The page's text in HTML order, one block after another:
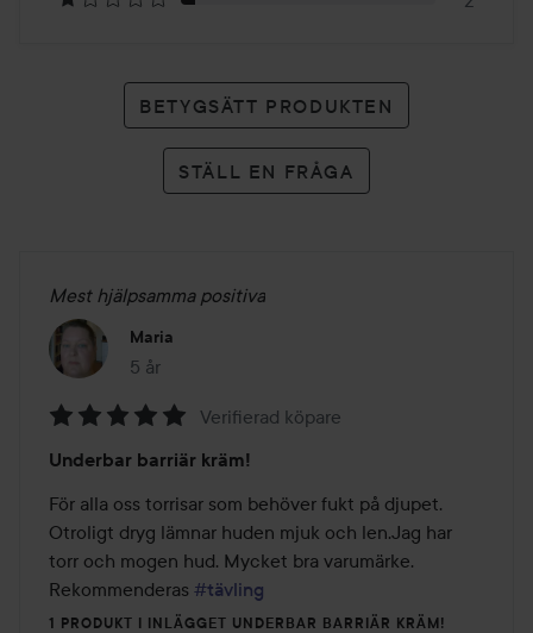
BETYGSÄTT PRODUKTEN
STÄLL EN FRÅGA
Mest hjälpsamma positiva
Maria
5 år
Inlägget skapades 5 år
5
av
5
Verifierad köpare
Underbar barriär kräm!
För alla oss torrisar som behöver fukt på djupet.
Otroligt dryg lämnar huden mjuk och len.Jag har
torr och mogen hud. Mycket bra varumärke.
Rekommenderas #tävling
1 PRODUKT I INLÄGGET UNDERBAR BARRIÄR KRÄM!